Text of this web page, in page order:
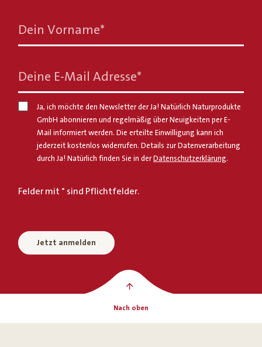
Dein Vorname*
Deine E-Mail Adresse*
Ja, ich möchte den Newsletter der Ja! Natürlich Naturprodukte
GmbH abonnieren und regelmäßig über Neuigkeiten per E-
Mail informiert werden. Die erteilte Einwilligung kann ich
jederzeit kostenlos widerrufen. Details zur Datenverarbeitung
durch Ja! Natürlich finden Sie in der Datenschutzerklärung.
Felder mit * sind Pflichtfelder.
Jetzt anmelden
Nach oben